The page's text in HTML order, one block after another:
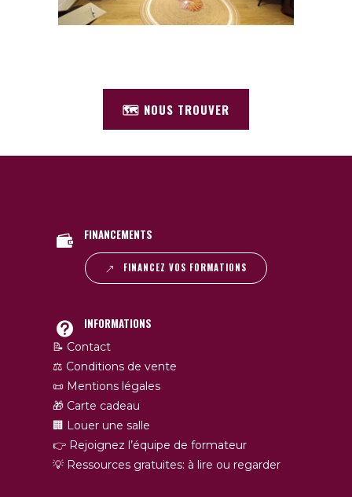
🗺️ NOUS TROUVER
FINANCEMENTS
FINANCEZ VOS FORMATIONS
INFORMATIONS
📝 Contact
⚖️ Conditions de vente
📜 Mentions légales
🎁 Carte cadeau
🏢 Louer une salle
👉 Rejoignez l’équipe de formateur
💡 Ressources gratuites: à lire ou regarder